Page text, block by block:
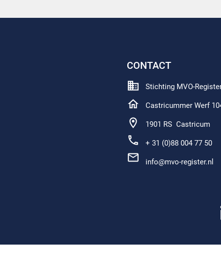
CONTACT
Stichting MVO-
Castricummer Werf
1901 RS Castricum
+ 31 (0)88 004 77 50
info@mvo-register.nl